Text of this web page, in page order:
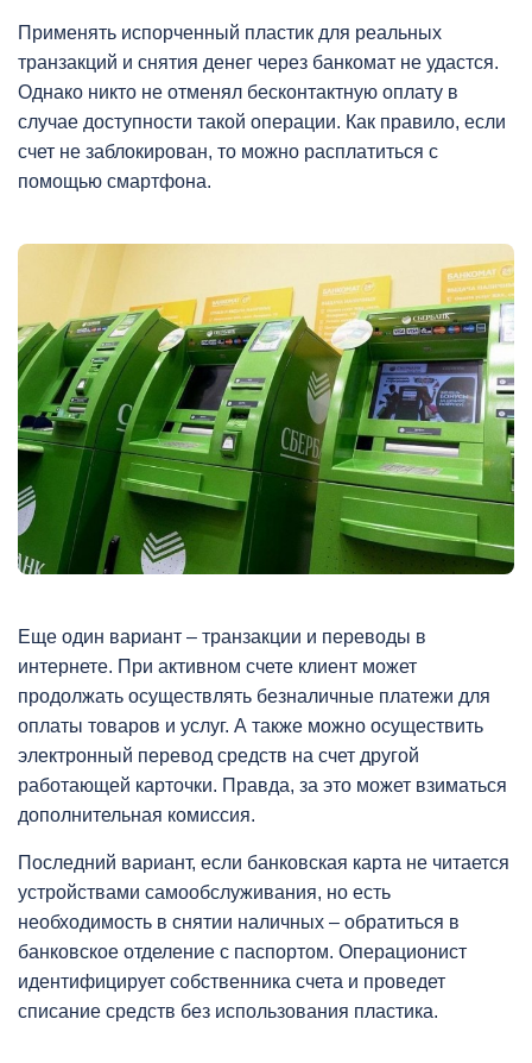
Применять испорченный пластик для реальных
транзакций и снятия денег через банкомат не удастся.
Однако никто не отменял бесконтактную оплату в
случае доступности такой операции. Как правило, если
счет не заблокирован, то можно расплатиться с
помощью смартфона.
Еще один вариант – транзакции и переводы в
интернете. При активном счете клиент может
продолжать осуществлять безналичные платежи для
оплаты товаров и услуг. А также можно осуществить
электронный перевод средств на счет другой
работающей карточки. Правда, за это может взиматься
дополнительная комиссия.
Последний вариант, если банковская карта не читается
устройствами самообслуживания, но есть
необходимость в снятии наличных – обратиться в
банковское отделение с паспортом. Операционист
идентифицирует собственника счета и проведет
списание средств без использования пластика.